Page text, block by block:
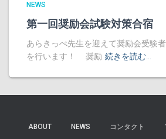
NEWS
第一回奨励会試験対策合宿
あらきっぺ先生を迎えて奨励会受験
を行います！ 奨励 続きを読む…
ABOUT NEWS コンタクト